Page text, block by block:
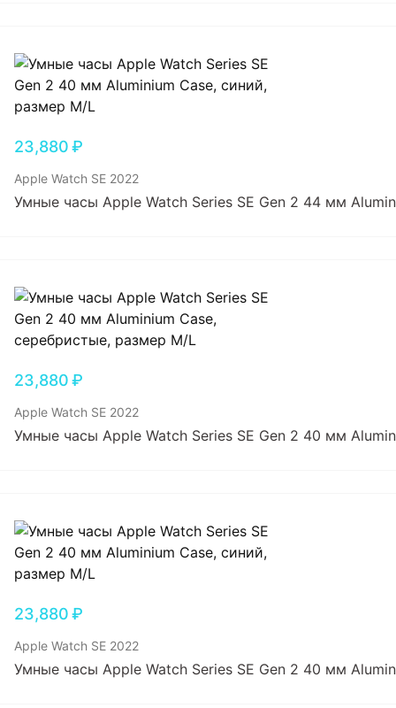
23,880₽
Apple Watch SE 2022
Умные часы Apple Watch Series SE Gen 2 44 мм
23,880₽
Apple Watch SE 2022
Умные часы Apple Watch Series SE Gen 2 40 мм
23,880₽
Apple Watch SE 2022
Умные часы Apple Watch Series SE Gen 2 40 мм